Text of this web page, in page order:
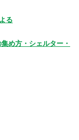
る
め方・シェルター・